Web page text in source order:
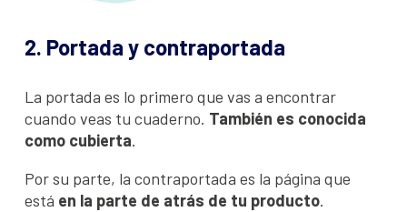
2. Portada y contraportada
La portada es lo primero que vas a encontrar
cuando veas tu cuaderno. También es conocida
como cubierta.
Por su parte, la contraportada es la página que
está en la parte de atrás de tu producto.